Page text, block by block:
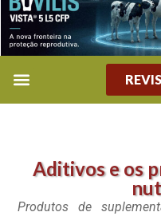
Aditivos e os
Produtos de